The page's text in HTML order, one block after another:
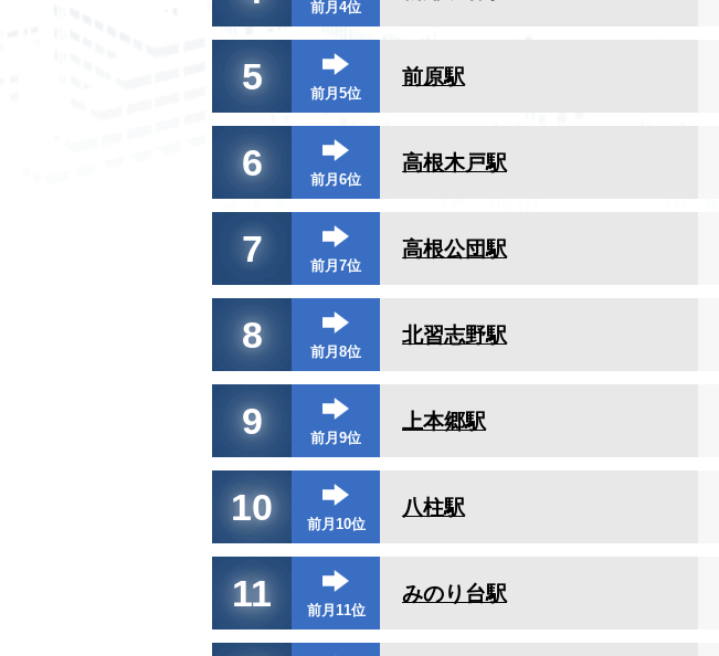
前月4位
5 前月5位
前原駅
6 前月6位
高根木戸駅
7 前月7位
高根公団駅
8 前月8位
北習志野駅
9 前月9位
上本郷駅
10 前月10位
八柱駅
11 前月11位
みのり台駅